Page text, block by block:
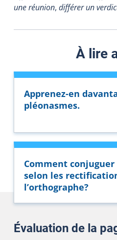
une réunion, différer un
À lire
Apprenez-en
pléonasmes.
Comment conjuguer
selon les
l’orthographe?
Évaluation de la